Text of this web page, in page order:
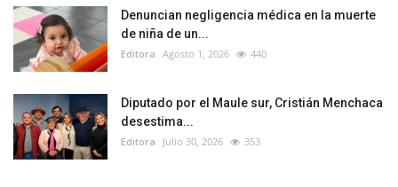
Denuncian negligencia médica en la muerte
de niña de un...
Editora Agosto 1, 2026 440
Diputado por el Maule sur, Cristián Menchaca
desestima...
Editora Julio 30, 2026 353